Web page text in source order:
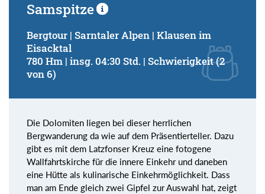
Samspitze
Bergtour | Sarntaler Alpen | Klausen im
Eisacktal
780 Hm | insg. 04:30 Std. | Schwierigkeit (2
von 6)
Die Dolomiten liegen bei dieser herrlichen
Bergwanderung da wie auf dem Präsentierteller. Dazu
gibt es mit dem Latzfonser Kreuz eine fotogene
Wallfahrtskirche für die innere Einkehr und daneben
eine Hütte als kulinarische Einkehrmöglichkeit. Dass
man am Ende gleich zwei Gipfel zur Auswahl hat, zeigt